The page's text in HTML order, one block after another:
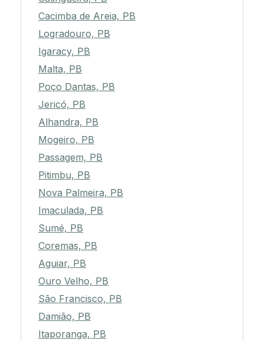
Cacimba de Areia, PB
Logradouro, PB
Igaracy, PB
Malta, PB
Poço Dantas, PB
Jericó, PB
Alhandra, PB
Mogeiro, PB
Passagem, PB
Pitimbu, PB
Nova Palmeira, PB
Imaculada, PB
Sumé, PB
Coremas, PB
Aguiar, PB
Ouro Velho, PB
São Francisco, PB
Damião, PB
Itaporanga, PB